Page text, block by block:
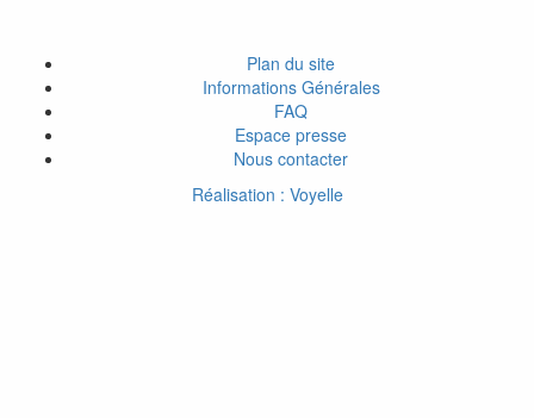
Plan du site
Informations Générales
FAQ
Espace presse
Nous contacter
Réalisation : Voyelle